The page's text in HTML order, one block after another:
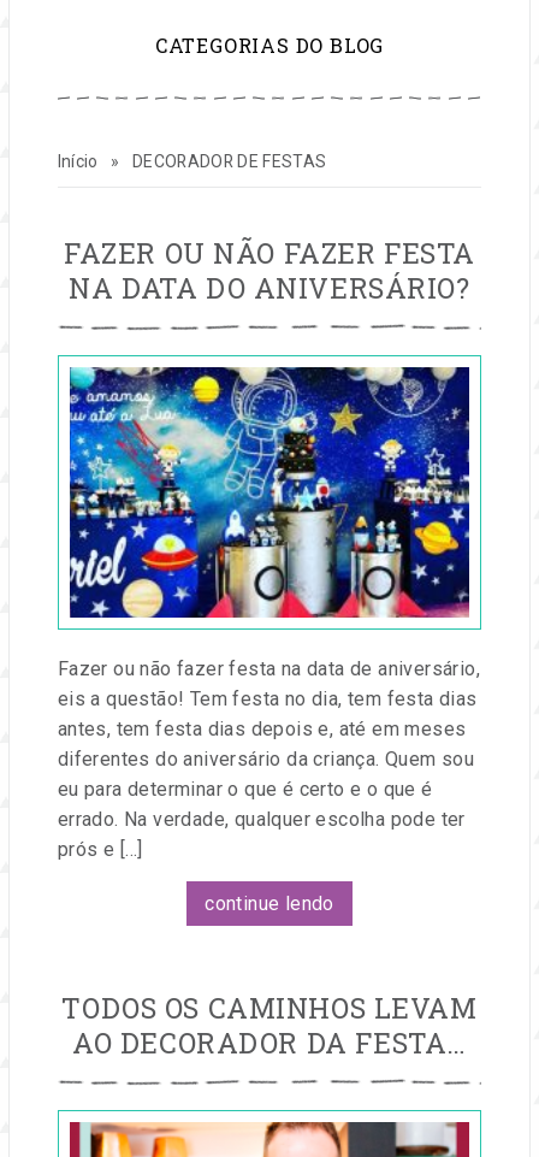
inspirar
sua
vida
e
seu
negócio
de
festas
e
eventos.
CATEGORIAS DO BLOG
Início » DECORADOR DE FESTAS
DECORADOR
DE
FESTAS
FAZER OU NÃO FAZER FESTA
NA DATA DO ANIVERSÁRIO?
Publicado
em
31
jul,
2019por
Dorinha
Lira
Fazer ou não fazer festa na data de aniversário,
eis a questão! Tem festa no dia, tem festa dias
antes, tem festa dias depois e, até em meses
diferentes do aniversário da criança. Quem sou
eu para determinar o que é certo e o que é
errado. Na verdade, qualquer escolha pode ter
prós e […]
continue lendo
TODOS OS CAMINHOS LEVAM
AO DECORADOR DA FESTA…
Publicado
em